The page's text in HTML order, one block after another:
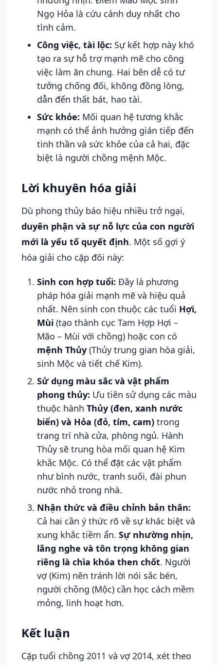
Ngọ Hỏa là cứu cánh duy nhất cho
tình cảm.
Công việc, tài lộc: Sự kết hợp này khó
tạo ra sự hỗ trợ mạnh mẽ cho công
việc làm ăn chung. Hai bên dễ có tư
tưởng chống đối, không đồng lòng,
dẫn đến thất bát, hao tài.
Sức khỏe: Mối quan hệ tương khắc
mạnh có thể ảnh hưởng gián tiếp đến
tinh thần và sức khỏe của cả hai, đặc
biệt là người chồng mệnh Mộc.
Lời khuyên hóa giải
Dù phong thủy báo hiệu nhiều trở ngại,
duyên phận và sự nỗ lực của con người
mới là yếu tố quyết định. Một số gợi ý
hóa giải cho cặp đôi này:
Sinh con hợp tuổi: Đây là phương
pháp hóa giải mạnh mẽ và hiệu quả
nhất. Nên sinh con thuộc các tuổi Hợi,
Mùi (tạo thành cục Tam Hợp Hợi –
Mão – Mùi với chồng) hoặc con có
mệnh Thủy (Thủy trung gian hòa giải,
sinh Mộc và tiết chế Kim).
Sử dụng màu sắc và vật phẩm
phong thủy: Ưu tiên sử dụng các màu
thuộc hành Thủy (đen, xanh nước
biển) và Hỏa (đỏ, tím, cam) trong
trang trí nhà cửa, phòng ngủ. Hành
Thủy sẽ trung hòa mối quan hệ Kim
khắc Mộc. Có thể đặt các vật phẩm
như bình nước, tranh suối, đài phun
nước nhỏ trong nhà.
Nhận thức và điều chỉnh bản thân:
Cả hai cần ý thức rõ về sự khác biệt và
xung khắc tiềm ẩn. Sự nhường nhịn,
lắng nghe và tôn trọng không gian
riêng là chìa khóa then chốt. Người
vợ (Kim) nên tránh lời nói sắc bén,
người chồng (Mộc) cần học cách mềm
mỏng, linh hoạt hơn.
Kết luận
Cặp tuổi chồng 2011 và vợ 2014, xét theo